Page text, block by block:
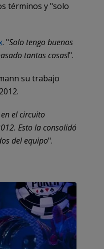
términos y "solo
. "Solo tengo buenos
tantas cosas!".
su trabajo
el circuito
Esto la consolidó
del equipo".